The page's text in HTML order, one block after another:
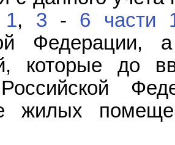
1, 3 - 6 части
которые до
жилых